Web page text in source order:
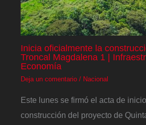
Inicia oficialmente la
Troncal Magdalena 1 |
Economía
Deja un comentario / Nacional
Este lunes se firmó el acta de
construcción del proyecto de